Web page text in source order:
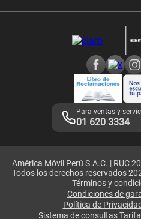
Consulta de IMEI
Consulta de reclamos
Adquirientes iPhone 6, 6S y SE
Mensaje de Seguridad
Términos y Condiciones de Tienda
Libro de Reclamaciones
Legales de marketplace
Para ventas y
01 620 3334
América Móvil Perú S.A.C. | RUC
Todos los derechos reservados
Términos y
Condiciones de
Política de Privacidad
Sistema de consultas